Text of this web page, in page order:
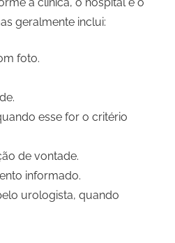
geralmente inclui:
foto.
esse for o critério
de vontade.
informado.
urologista, quando